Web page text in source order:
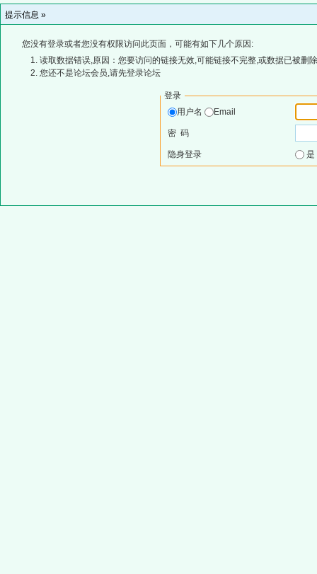
提示信息 »
您没有登录或者您没有权限访问此页面，可能有如下几个原因:
读取数据错误,原因：您要访问的链接无效,可能链接不完整,或数据已被删
您还不是论坛会员,请先登录论坛
登录
用户名
Email
密 码
隐身登录